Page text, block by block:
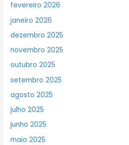
fevereiro 2026
janeiro 2026
dezembro 2025
novembro 2025
outubro 2025
setembro 2025
agosto 2025
julho 2025
junho 2025
maio 2025